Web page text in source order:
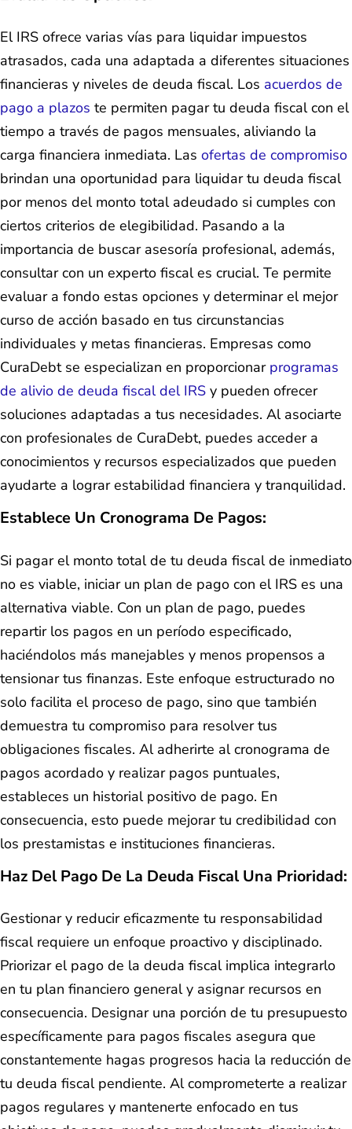
El IRS ofrece varias vías para liquidar impuestos
atrasados, cada una adaptada a diferentes situaciones
financieras y niveles de deuda fiscal. Los acuerdos de
pago a plazos te permiten pagar tu deuda fiscal con el
tiempo a través de pagos mensuales, aliviando la
carga financiera inmediata. Las ofertas de compromiso
brindan una oportunidad para liquidar tu deuda fiscal
por menos del monto total adeudado si cumples con
ciertos criterios de elegibilidad. Pasando a la
importancia de buscar asesoría profesional, además,
consultar con un experto fiscal es crucial. Te permite
evaluar a fondo estas opciones y determinar el mejor
curso de acción basado en tus circunstancias
individuales y metas financieras. Empresas como
CuraDebt se especializan en proporcionar programas
de alivio de deuda fiscal del IRS y pueden ofrecer
soluciones adaptadas a tus necesidades. Al asociarte
con profesionales de CuraDebt, puedes acceder a
conocimientos y recursos especializados que pueden
ayudarte a lograr estabilidad financiera y tranquilidad.
Establece Un Cronograma De Pagos:
Si pagar el monto total de tu deuda fiscal de inmediato
no es viable, iniciar un plan de pago con el IRS es una
alternativa viable. Con un plan de pago, puedes
repartir los pagos en un período especificado,
haciéndolos más manejables y menos propensos a
tensionar tus finanzas. Este enfoque estructurado no
solo facilita el proceso de pago, sino que también
demuestra tu compromiso para resolver tus
obligaciones fiscales. Al adherirte al cronograma de
pagos acordado y realizar pagos puntuales,
estableces un historial positivo de pago. En
consecuencia, esto puede mejorar tu credibilidad con
los prestamistas e instituciones financieras.
Haz Del Pago De La Deuda Fiscal Una Prioridad:
Gestionar y reducir eficazmente tu responsabilidad
fiscal requiere un enfoque proactivo y disciplinado.
Priorizar el pago de la deuda fiscal implica integrarlo
en tu plan financiero general y asignar recursos en
consecuencia. Designar una porción de tu presupuesto
específicamente para pagos fiscales asegura que
constantemente hagas progresos hacia la reducción de
tu deuda fiscal pendiente. Al comprometerte a realizar
pagos regulares y mantenerte enfocado en tus